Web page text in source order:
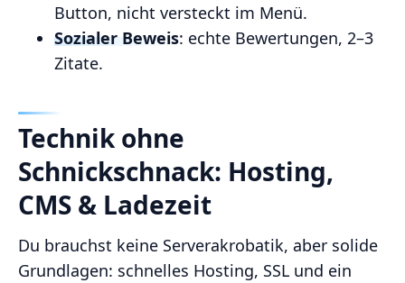
Button, nicht versteckt im Menü.
Sozialer Beweis: echte Bewertungen, 2–3
Zitate.
Technik ohne
Schnickschnack: Hosting,
CMS & Ladezeit
Du brauchst keine Serverakrobatik, aber solide
Grundlagen: schnelles Hosting, SSL und ein